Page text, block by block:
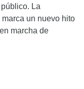
La
un nuevo hito
marcha de